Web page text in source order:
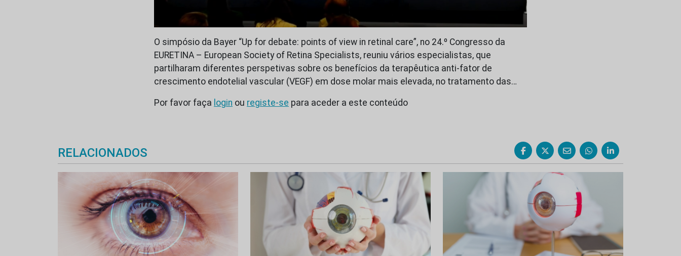
O simpósio da Bayer “Up for debate: points of view in retinal care”, no 24.º Congresso da
EURETINA – European Society of Retina Specialists, reuniu vários especialistas, que
partilharam diferentes perspetivas sobre os benefícios da terapêutica anti-fator de
crescimento endotelial vascular (VEGF) em dose molar mais elevada, no tratamento das…
Por favor faça login ou registe-se para aceder a este conteúdo
RELACIONADOS